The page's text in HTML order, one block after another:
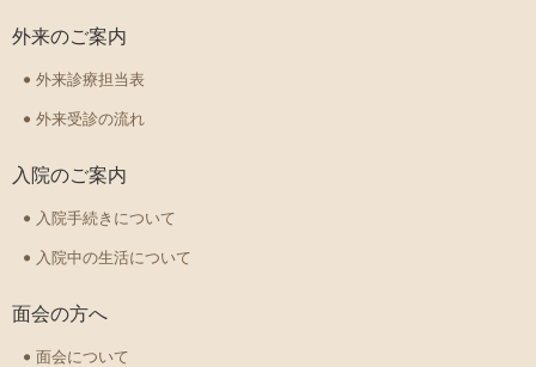
外来のご案内
外来診療担当表
外来受診の流れ
入院のご案内
入院手続きについて
入院中の生活について
面会の方へ
面会について